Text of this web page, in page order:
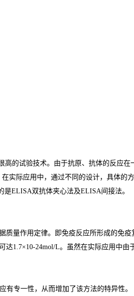
的试验技术。由于抗原、抗体的反应在
实际应用中，通过不同的设计，具体的
是ELISA双抗体夹心法及ELISA间接法。
质量作用定律。即免疫反应所形成的免
达1.7×10-24mol/L。虽然在实际应用中由
有专一性，从而增加了该方法的特异性。